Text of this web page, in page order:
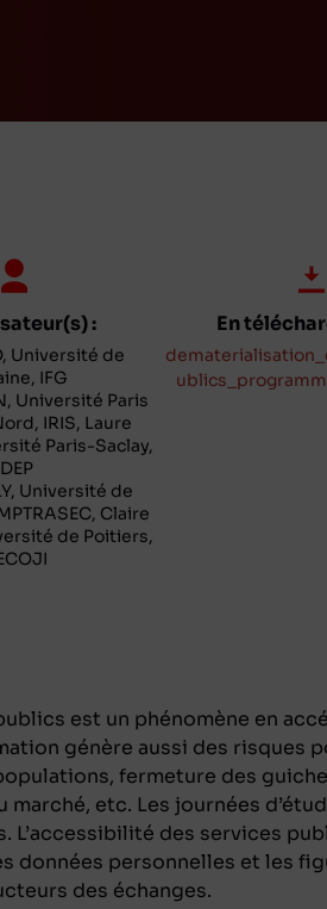
:
Université de
IFG
Université Paris
IRIS, Laure
Paris-Saclay,
Université de
Claire
de Poitiers,
En
est un phénomène en
génère aussi des risques
fermeture des
marché, etc. Les journées
des services
données personnelles et les
des échanges.